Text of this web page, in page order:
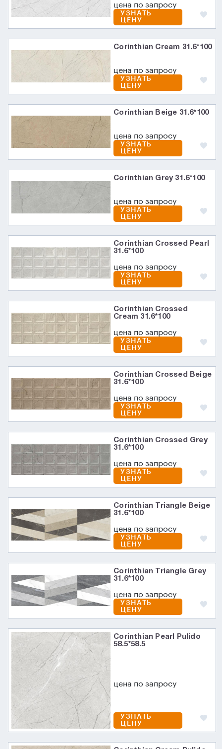
цена по запросу
УЗНАТЬ
ЦЕНУ
Corinthian Cream 31.6*100
цена по запросу
УЗНАТЬ
ЦЕНУ
Corinthian Beige 31.6*100
цена по запросу
УЗНАТЬ
ЦЕНУ
Corinthian Grey 31.6*100
цена по запросу
УЗНАТЬ
ЦЕНУ
Corinthian Crossed Pearl
31.6*100
цена по запросу
УЗНАТЬ
ЦЕНУ
Corinthian Crossed
Cream 31.6*100
цена по запросу
УЗНАТЬ
ЦЕНУ
Corinthian Crossed Beige
31.6*100
цена по запросу
УЗНАТЬ
ЦЕНУ
Corinthian Crossed Grey
31.6*100
цена по запросу
УЗНАТЬ
ЦЕНУ
Corinthian Triangle Beige
31.6*100
цена по запросу
УЗНАТЬ
ЦЕНУ
Corinthian Triangle Grey
31.6*100
цена по запросу
УЗНАТЬ
ЦЕНУ
Corinthian Pearl Pulido
58.5*58.5
цена по запросу
УЗНАТЬ
ЦЕНУ